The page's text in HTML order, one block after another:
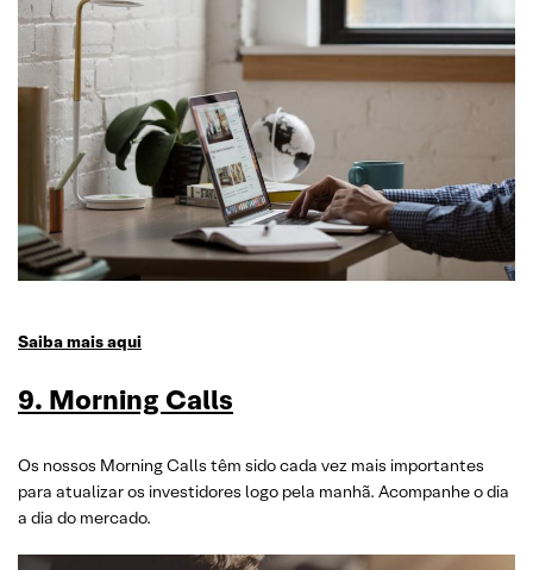
Saiba mais aqui
9. Morning Calls
Os nossos Morning Calls têm sido cada vez mais importantes
para atualizar os investidores logo pela manhã. Acompanhe o dia
a dia do mercado.